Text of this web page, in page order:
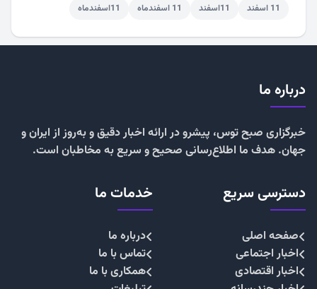
11 اسفند
11اسفند 11 اسفندماه 11اسفندماه
درباره ما
خبرگزاری صبح توس، پیشرو در ارائه اخبار دقیق و به‌روز از ایران و
جهان. هدف ما اطلاع‌رسانی صحیح و سریع به مخاطبان است.
دسترسی سریع
صفحه اصلی
اخبار اجتماعی
اخبار اقتصادی
خدمات ما
درباره ما
تماس با ما
همکاری با ما